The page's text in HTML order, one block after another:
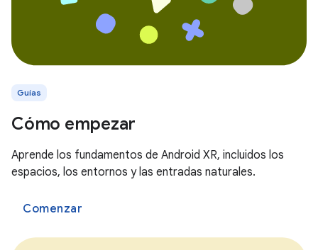
Guías
Cómo empezar
Aprende los fundamentos de Android XR, incluidos los
espacios, los entornos y las entradas naturales.
Comenzar